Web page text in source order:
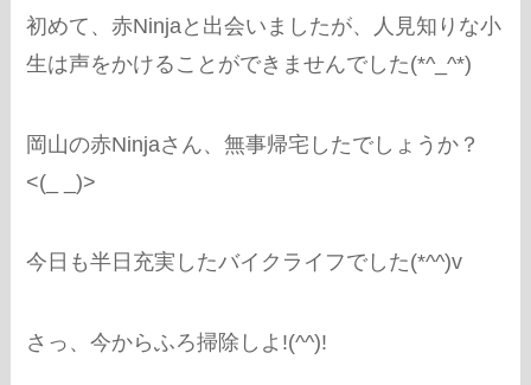
初めて、赤Ninjaと出会いましたが、人見知りな小
生は声をかけることができませんでした(*^_^*)
岡山の赤Ninjaさん、無事帰宅したでしょうか？
<(_ _)>
今日も半日充実したバイクライフでした(*^^)v
さっ、今からふろ掃除しよ!(^^)!